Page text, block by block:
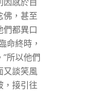
佛，甚至
們都異口
命終時，
所以他們
又談笑風
，接引往